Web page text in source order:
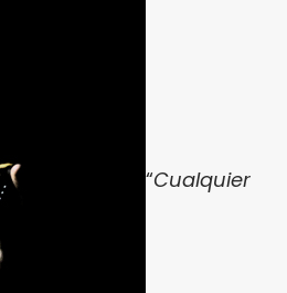
“Cualquier